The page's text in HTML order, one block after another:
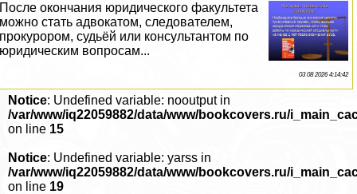
После окончания юридического факультета
можно стать адвокатом, следователем,
прокурором, судьёй или консультантом по
юридическим вопросам...
03 08 2026 4:14:42
Notice: Undefined variable: nooutput in
/var/www/iq22059882/data/www/bookcovers.ru/
on line 15
Notice: Undefined variable: yarss in
/var/www/iq22059882/data/www/bookcovers.ru/
on line 19